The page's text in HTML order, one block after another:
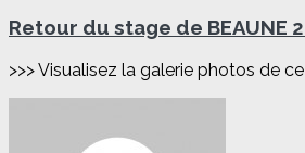
Retour du stage de BEAUNE
>>> Visualisez la galerie photos de